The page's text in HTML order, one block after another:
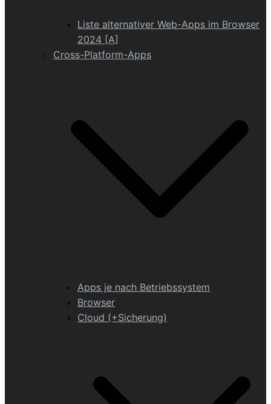
Liste alternativer Web-Apps im Browser
2024 [A]
Cross-Platform-Apps
Apps je nach Betriebssystem
Browser
Cloud (+Sicherung)